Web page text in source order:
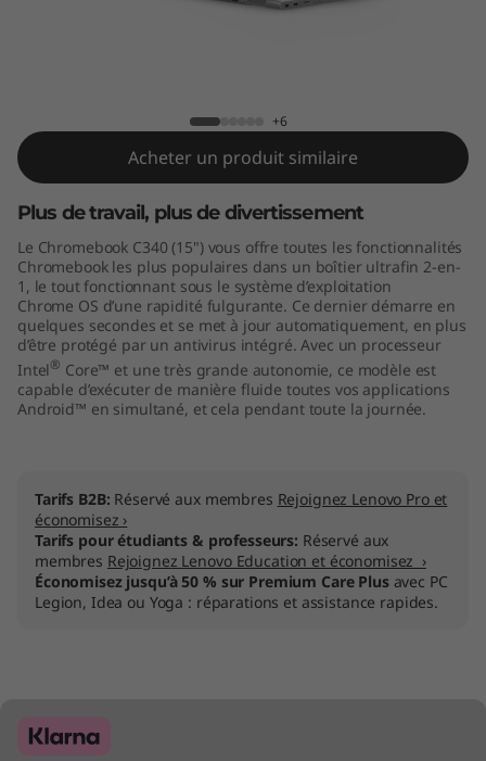
3
4
0
1
5
+6
Acheter un produit similaire
Plus de travail, plus de divertissement
Le Chromebook C340 (15") vous offre toutes les fonctionnalités
Chromebook les plus populaires dans un boîtier ultrafin 2-en-
1, le tout fonctionnant sous le système d’exploitation
Chrome OS d’une rapidité fulgurante. Ce dernier démarre en
quelques secondes et se met à jour automatiquement, en plus
d’être protégé par un antivirus intégré. Avec un processeur
Intel® Core™ et une très grande autonomie, ce modèle est
capable d’exécuter de manière fluide toutes vos applications
Android™ en simultané, et cela pendant toute la journée.
Tarifs B2B: Réservé aux membres Rejoignez Lenovo Pro et
économisez ›
Tarifs pour étudiants & professeurs: Réservé aux
membres Rejoignez Lenovo Education et économisez ›
Économisez jusqu’à 50 % sur Premium Care Plusavec PC
Legion, Idea ou Yoga : réparations et assistance rapides.